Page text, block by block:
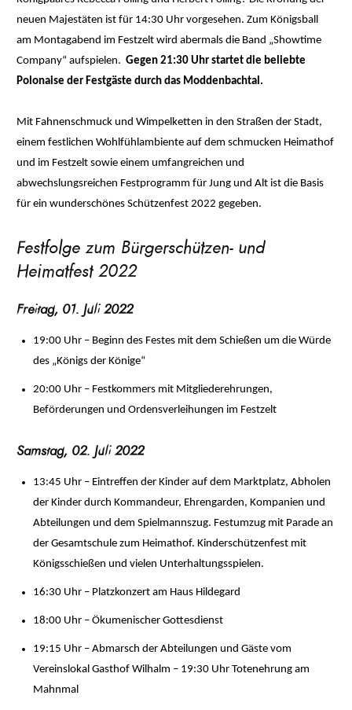
neuen Majestäten ist für 14:30 Uhr vorgesehen. Zum Königsball
am Montagabend im Festzelt wird abermals die Band „Showtime
Company“ aufspielen.Gegen 21:30 Uhr startet die beliebte
Polonaise der Festgäste durch das Moddenbachtal.
Mit Fahnenschmuck und Wimpelketten in den Straßen der Stadt,
einem festlichen Wohlfühlambiente auf dem schmucken Heimathof
und im Festzelt sowie einem umfangreichen und
abwechslungsreichen Festprogramm für Jung und Alt ist die Basis
für ein wunderschönes Schützenfest 2022 gegeben.
Festfolge zum Bürgerschützen- und
Heimatfest 2022
Freitag, 01. Juli 2022
19:00 Uhr – Beginn des Festes mit dem Schießen um die Würde
des „Königs der Könige“
20:00 Uhr – Festkommers mit Mitgliederehrungen,
Beförderungen und Ordensverleihungen im Festzelt
Samstag, 02. Juli 2022
13:45 Uhr – Eintreffen der Kinder auf dem Marktplatz, Abholen
der Kinder durch Kommandeur, Ehrengarden, Kompanien und
Abteilungen und dem Spielmannszug. Festumzug mit Parade an
der Gesamtschule zum Heimathof. Kinderschützenfest mit
Königsschießen und vielen Unterhaltungsspielen.
16:30 Uhr – Platzkonzert am Haus Hildegard
18:00 Uhr – Ökumenischer Gottesdienst
19:15 Uhr – Abmarsch der Abteilungen und Gäste vom
Vereinslokal Gasthof Wilhalm – 19:30 Uhr Totenehrung am
Mahnmal